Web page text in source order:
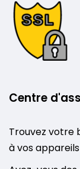
Centre
Trouvez votre
à vos appareils